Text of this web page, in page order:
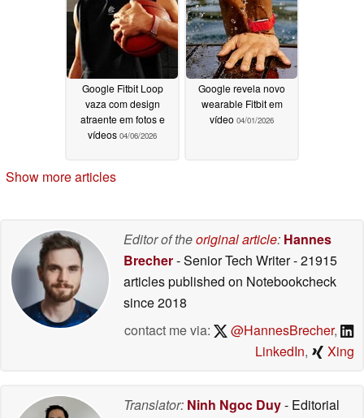
Google Fitbit Loop
vaza com design
atraente em fotos e
vídeos 04/06/2026
Google revela novo
wearable Fitbit em
vídeo 04/01/2026
Show more articles
Editor of theoriginal article: Hannes
Brecher- Senior Tech Writer- 21915
articles published on Notebookcheck
since 2018
contact me via:
@HannesBrecher,
LinkedIn, Xing
Translator: Ninh Ngoc Duy- Editorial